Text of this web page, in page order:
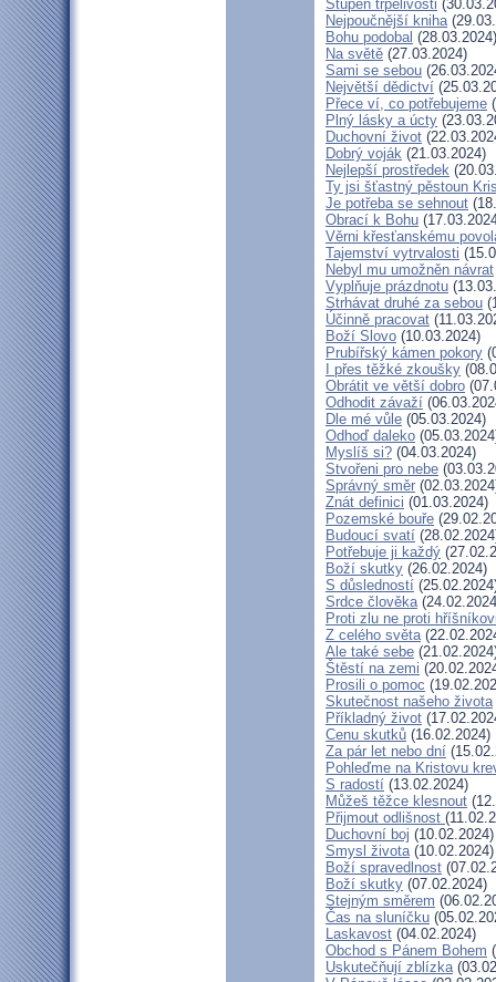
Stupeň trpělivosti
Nejpoučnější kniha
Bohu podobal (28.03.2024)
Na světě (27.03.2024)
Sami se sebou
Největší dědictví
Přece ví, co potřebujeme
Plný lásky a úcty
Duchovní život
Dobrý voják (21.03.2024)
Nejlepší prostředek
Ty jsi šťastný pěstoun
Je potřeba se sehnout
Obrací k Bohu
Věrni křesťanskému
Tajemství vytrvalosti
Nebyl mu umožněn návrat
Vyplňuje prázdnotu
Strhávat druhé za sebou
Účinně pracovat
Boží Slovo (10.03.2024)
Prubířský kámen pokory
I přes těžké zkoušky
Obrátit ve větší dobro
Odhodit závaží
Dle mé vůle (05.03.2024)
Odhoď daleko
Myslíš si? (04.03.2024)
Stvořeni pro nebe
Správný směr
Znát definici (01.03.2024)
Pozemské bouře
Budoucí svatí
Potřebuje ji každý
Boží skutky (26.02.2024)
S důsledností
Srdce člověka
Proti zlu ne proti
Z celého světa
Ale také sebe
Štěstí na zemi
Prosili o pomoc
Skutečnost našeho života
Příkladný život
Cenu skutků (16.02.2024)
Za pár let nebo dní
Pohleďme na Kristovu
S radostí (13.02.2024)
Můžeš těžce klesnout
Přijmout odlišnost
Duchovní boj (10.02.2024)
Smysl života(10.02.2024)
Boží spravedlnost
Boží skutky (07.02.2024)
Stejným směrem
Čas na sluníčku
Laskavost (04.02.2024)
Obchod s Pánem Bohem
Uskutečňují zblízka